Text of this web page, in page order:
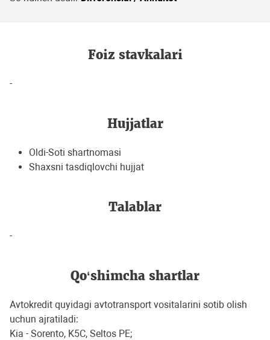
Foiz stavkalari
-
Hujjatlar
Oldi-Soti shartnomasi
Shaxsni tasdiqlovchi hujjat
Talablar
-
Qo‘shimcha shartlar
Avtokredit quyidagi avtotransport vositalarini sotib olish
uchun ajratiladi:
Kia - Sorento, K5C, Seltos PE;